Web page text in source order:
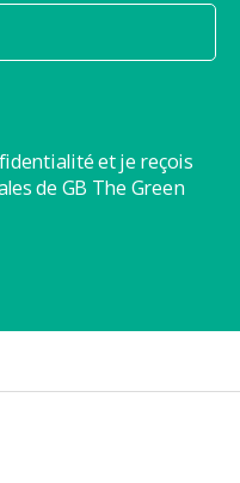
et je reçois
de GB The Green